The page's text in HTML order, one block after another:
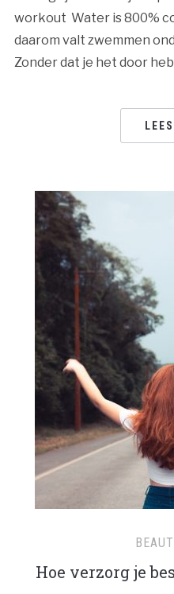
workout Water is 800%
daarom valt zwemmen
Zonder dat je het door
Hoe verzorg je